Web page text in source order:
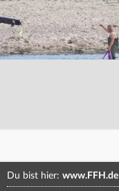
Du bist hier: www.FFH.de